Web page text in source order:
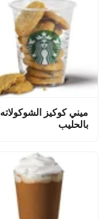
ميني كوكيز الشوكولاته
بالحليب